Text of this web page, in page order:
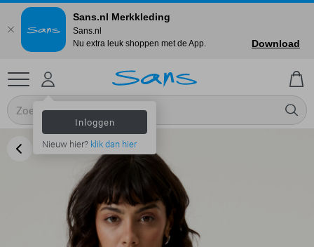
Inloggen
Nieuw hier? klik dan hier
Sans.nl Merkkleding
Sans.nl
Nu extra leuk shoppen met de App.
Download